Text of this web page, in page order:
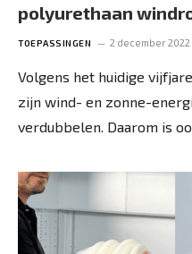
polyurethaan
TOEPASSINGEN 2 december 2022
Volgens het huidige
zijn wind- en zonne-
verdubbelen. Daarom is